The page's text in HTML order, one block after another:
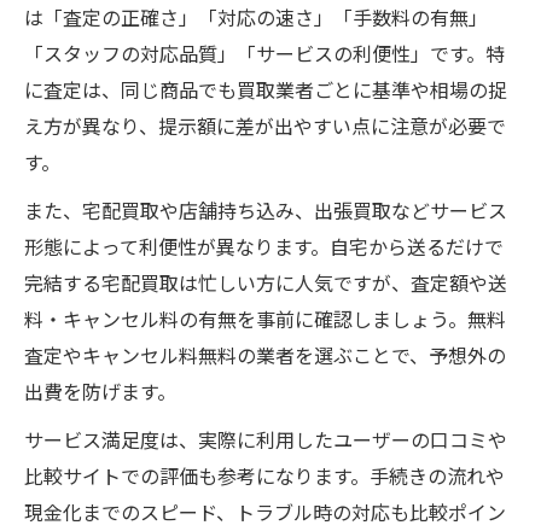
は「査定の正確さ」「対応の速さ」「手数料の有無」
「スタッフの対応品質」「サービスの利便性」です。特
に査定は、同じ商品でも買取業者ごとに基準や相場の捉
え方が異なり、提示額に差が出やすい点に注意が必要で
す。
また、宅配買取や店舗持ち込み、出張買取などサービス
形態によって利便性が異なります。自宅から送るだけで
完結する宅配買取は忙しい方に人気ですが、査定額や送
料・キャンセル料の有無を事前に確認しましょう。無料
査定やキャンセル料無料の業者を選ぶことで、予想外の
出費を防げます。
サービス満足度は、実際に利用したユーザーの口コミや
比較サイトでの評価も参考になります。手続きの流れや
現金化までのスピード、トラブル時の対応も比較ポイン